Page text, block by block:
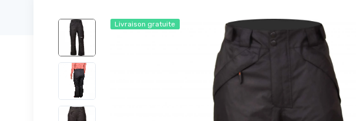
Livraison gratuite